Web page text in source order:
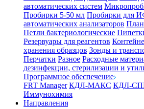
автоматических систем
Пробирки 5-50 мл Пробирки для
автоматических анализаторов
Петли бактериологические
Резервуары для реагентов
хранения образцов Зонды и
Перчатки Разное Расходные
дезинфекции, стерилизации и
Программное обеспечение
FRT Manager КДЛ-МАКС КДЛ-
Иммунохимия
Направления